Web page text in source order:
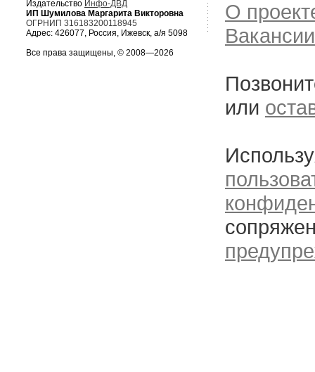
Издательство Инфо-ДВД
ИП Шумилова Маргарита Викторовна
ОГРНИП 316183200118945
Адрес: 426077, Россия, Ижевск, а/я 5098
Все права защищены, © 2008—2026
О
Вакансии
или